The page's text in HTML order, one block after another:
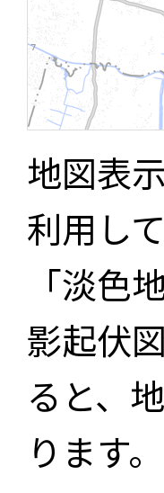
地図表
利用し
「淡色
影起伏
ると、
ります。